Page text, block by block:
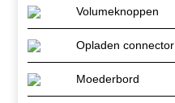
Volumeknoppen
Opladen connector
Moederbord